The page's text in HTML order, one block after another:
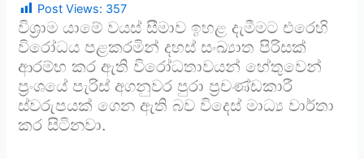
Post Views: 357
විශ්‍රාම යාමේ වයස් සීමාව ඉහළ දැමීමට එරෙහි
විරෝධය පළකරමින් දහස් සංඛ්‍යාත පිරිසක්
ආරම්භ කර ඇති විරෝධතාවයන් හේතුවෙන්
ප්‍රංශයේ පැරිස් අගනුවර පුරා ප්‍රචණ්ඩකාරී
ස්වරුපයක් ගෙන ඇති බව විදෙස් මාධ්‍ය වාර්තා
කර සිටිනවා.